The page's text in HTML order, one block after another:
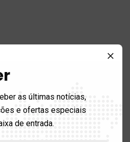
as últimas notícias,
e ofertas especiais
de entrada.